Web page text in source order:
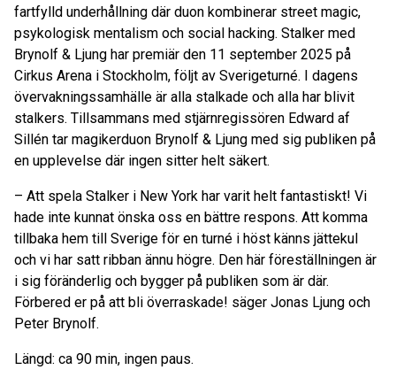
fartfylld underhållning där duon kombinerar street magic,
psykologisk mentalism och social hacking. Stalker med
Brynolf & Ljung har premiär den 11 september 2025 på
Cirkus Arena i Stockholm, följt av Sverigeturné. I dagens
övervakningssamhälle är alla stalkade och alla har blivit
stalkers. Tillsammans med stjärnregissören Edward af
Sillén tar magikerduon Brynolf & Ljung med sig publiken på
en upplevelse där ingen sitter helt säkert.
– Att spela Stalker i New York har varit helt fantastiskt! Vi
hade inte kunnat önska oss en bättre respons. Att komma
tillbaka hem till Sverige för en turné i höst känns jättekul
och vi har satt ribban ännu högre. Den här föreställningen är
i sig föränderlig och bygger på publiken som är där.
Förbered er på att bli överraskade! säger Jonas Ljung och
Peter Brynolf.
Längd: ca 90 min, ingen paus.